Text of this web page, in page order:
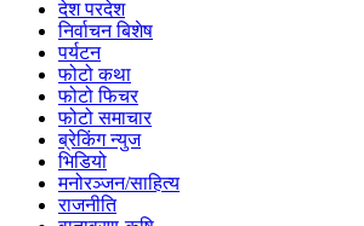
देश परदेश
निर्वाचन बिशेष
पर्यटन
फोटो कथा
फोटो फिचर
फोटो समाचार
ब्रेकिंग न्युज
भिडियो
मनोरञ्जन/साहित्य
राजनीति